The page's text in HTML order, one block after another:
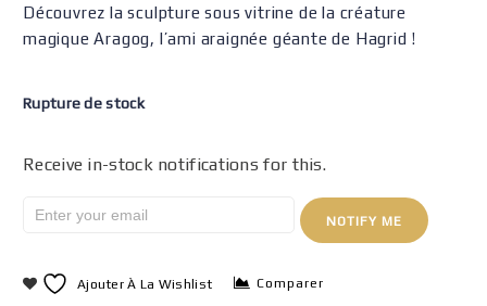
Découvrez la sculpture sous vitrine de la créature
magique Aragog, l’ami araignée géante de Hagrid !
Rupture de stock
Receive in-stock notifications for this.
NOTIFY ME
Ajouter À La Wishlist Comparer